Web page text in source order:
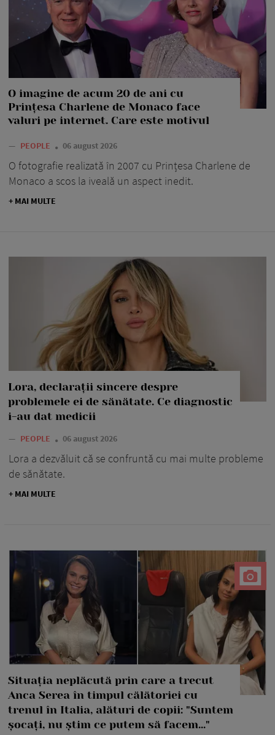
O imagine de acum 20 de ani cu
Prințesa Charlene de Monaco face
valuri pe internet. Care este motivul
— PEOPLE 06 august 2026
O fotografie realizată în 2007 cu Prințesa Charlene de
Monaco a scos la iveală un aspect inedit.
+ MAI MULTE
Lora, declarații sincere despre
problemele ei de sănătate. Ce diagnostic
i-au dat medicii
— PEOPLE 06 august 2026
Lora a dezvăluit că se confruntă cu mai multe probleme
de sănătate.
+ MAI MULTE
Situația neplăcută prin care a trecut
Anca Serea în timpul călătoriei cu
trenul în Italia, alături de copii: "Suntem
șocați, nu știm ce putem să facem..."